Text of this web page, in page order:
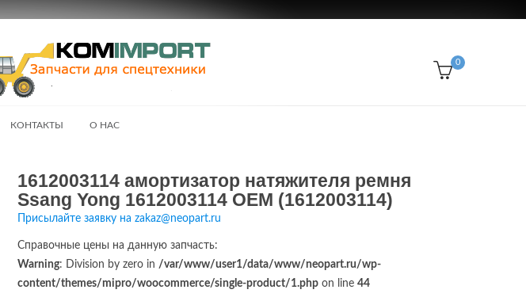
0
КОНТАКТЫ О НАС
1612003114 амортизатор натяжителя ремня
Ssang Yong 1612003114 OEM (1612003114)
Присылайте заявку на zakaz@neopart.ru
Справочные цены на данную запчасть:
Warning: Division by zero in /var/www/user1/data/www/neopart.ru/wp-
content/themes/mipro/woocommerce/single-product/1.php on line 44